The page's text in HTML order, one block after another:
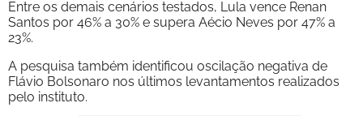
Entre os demais cenários testados, Lula vence Renan
Santos por 46% a 30% e supera Aécio Neves por 47% a
23%.
A pesquisa também identificou oscilação negativa de
Flávio Bolsonaro nos últimos levantamentos realizados
pelo instituto.